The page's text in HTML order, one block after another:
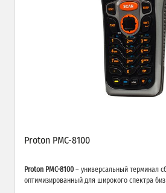
Proton PMC-8100
Proton PMC-8100 – универсальный терминал
оптимизированный для широкого спектра